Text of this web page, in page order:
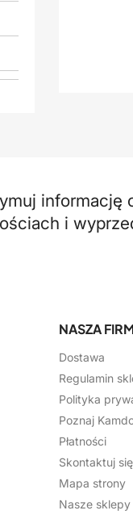
informację
i
NASZA
Dostawa
Regulamin
Polityka
Poznaj
Płatności
Skontaktuj
Mapa strony
Nasze sklepy